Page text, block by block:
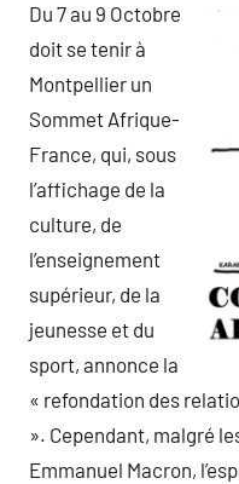
Du 7 au 9 Octobre
doit se tenir à
Montpellier un
Sommet Afrique-
France, qui, sous
l’affichage de la
culture, de
l’enseignement
supérieur, de la
jeunesse et du
sport, annonce la
« refondation des
». Cependant, malgré
Emmanuel Macron,